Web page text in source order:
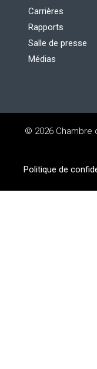
Carrières
Rapports
Salle de presse
Médias
© 2026 Chambre
Politique de